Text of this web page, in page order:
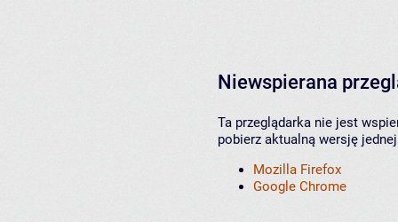
Niewspierana
Ta przeglądarka nie jest
pobierz aktualną wersję
Mozilla Firefox
Google Chrome